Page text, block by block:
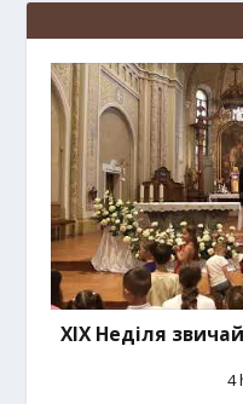
ХІХ Неділя
4